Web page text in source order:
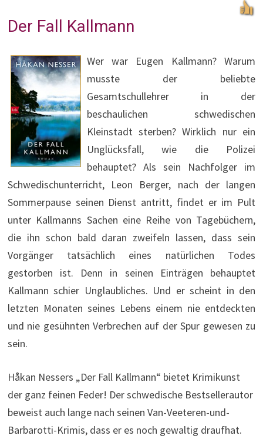
Der Fall Kallmann
Wer war Eugen Kallmann? Warum
musste der beliebte
Gesamtschullehrer in der
beschaulichen schwedischen
Kleinstadt sterben? Wirklich nur ein
Unglücksfall, wie die Polizei
behauptet? Als sein Nachfolger im
Schwedischunterricht, Leon Berger, nach der langen
Sommerpause seinen Dienst antritt, findet er im Pult
unter Kallmanns Sachen eine Reihe von Tagebüchern,
die ihn schon bald daran zweifeln lassen, dass sein
Vorgänger tatsächlich eines natürlichen Todes
gestorben ist. Denn in seinen Einträgen behauptet
Kallmann schier Unglaubliches. Und er scheint in den
letzten Monaten seines Lebens einem nie entdeckten
und nie gesühnten Verbrechen auf der Spur gewesen zu
sein.
Håkan Nessers „Der Fall Kallmann“ bietet Krimikunst
der ganz feinen Feder! Der schwedische Bestsellerautor
beweist auch lange nach seinen Van-Veeteren-und-
Barbarotti-Krimis, dass er es noch gewaltig draufhat.